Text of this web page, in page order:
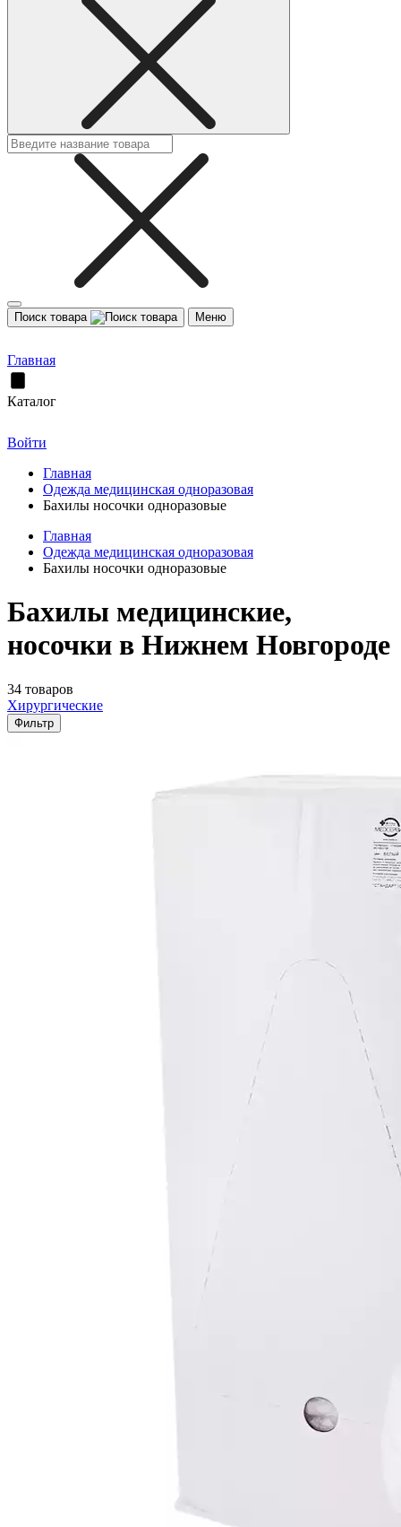
Поиск товара Меню
Главная
Каталог
Войти
Главная
Одежда медицинская одноразовая
Бахилы носочки одноразовые
Главная
Одежда медицинская одноразовая
Бахилы носочки одноразовые
Бахилы медицинские,
носочки в Нижнем Новгороде
34 товаров
Хирургические
Фильтр